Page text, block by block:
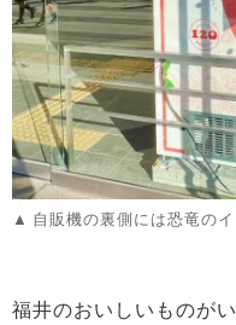
自販機の裏側には恐竜の
福井のおいしいものが